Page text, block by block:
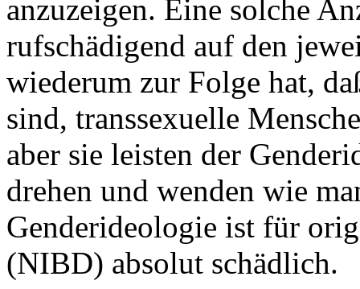
anzuzeigen. Eine solche
rufschädigend auf den
wiederum zur Folge hat,
sind, transsexuelle
aber sie leisten der
drehen und wenden wie
Genderideologie ist für
(NIBD) absolut schädlich.